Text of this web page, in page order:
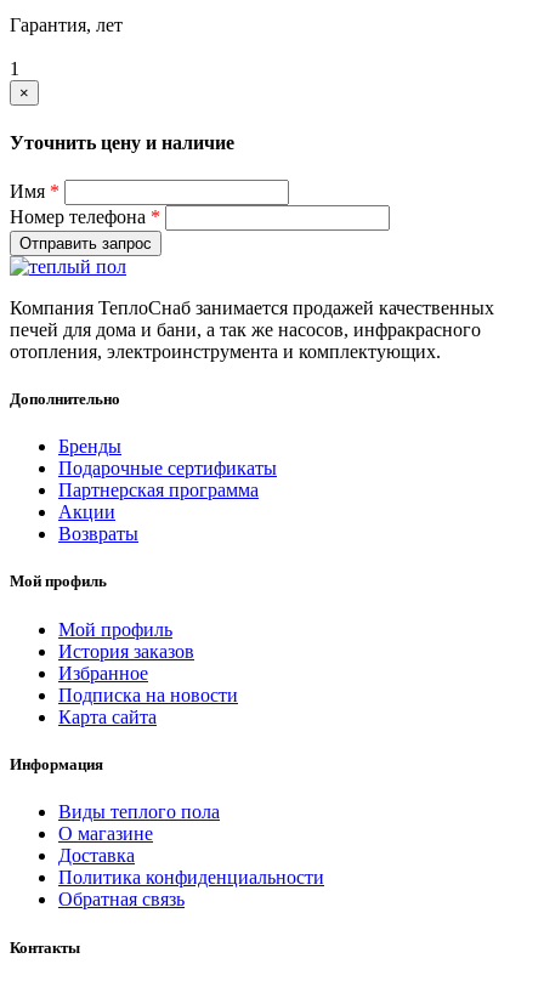
Гарантия, лет
1
×
Уточнить цену и наличие
Имя *
Номер телефона *
Отправить запрос
Компания ТеплоСнаб занимается продажей качественных
печей для дома и бани, а так же насосов, инфракрасного
отопления, электроинструмента и комплектующих.
Дополнительно
Бренды
Подарочные сертификаты
Партнерская программа
Акции
Возвраты
Мой профиль
Мой профиль
История заказов
Избранное
Подписка на новости
Карта сайта
Информация
Виды теплого пола
О магазине
Доставка
Политика конфиденциальности
Обратная связь
Контакты